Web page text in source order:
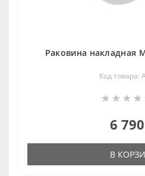
Раковина накладная
Код товара:
6
В